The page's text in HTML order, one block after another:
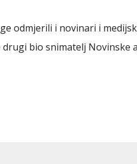
odmjerili i novinari i
bio snimatelj Novinske